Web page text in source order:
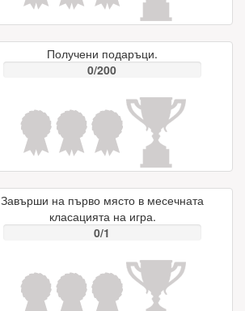
Получени подаръци.
0/200
Завърши на първо място в месечната
класацията на игра.
0/1